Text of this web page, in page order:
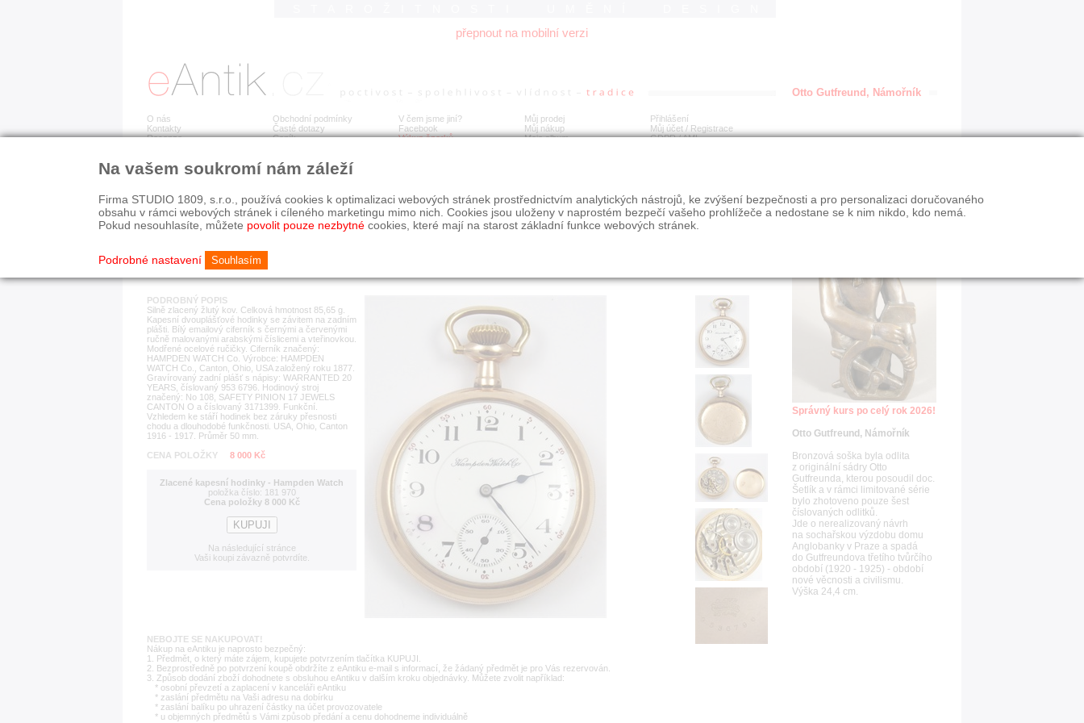
přepnout na mobilní verzi
O nás
Kontakty
Recenze
Obchodní podmínky
Časté dotazy
Ceník
V čem jsme jiní?
Facebook
Výkup šperků
Můj prodej
Můj nákup
Moje album
Přihlášení
Můj účet / Registrace
GDPR/AML
Detail položky č. 181 970 Zlacené kapesní hodinky - Hampden Watch
PODROBNÝ POPIS
Silně zlacený žlutý kov. Celková hmotnost 85,65 g.
Kapesní dvouplášťové hodinky se závitem na zadním
plášti. Bílý emailový ciferník s černými a červenými
ručně malovanými arabskými číslicemi a vteřinovkou.
Modřené ocelové ručičky. Ciferník značený:
HAMPDEN WATCH Co. Výrobce: HAMPDEN
WATCH Co., Canton, Ohio, USA založený roku 1877.
Gravírovaný zadní plášť s nápisy: WARRANTED 20
YEARS, číslovaný 953 6796. Hodinový stroj
značený: No 108, SAFETY PINION 17 JEWELS
CANTON O a číslovaný 3171399. Funkční.
Vzhledem ke stáří hodinek bez záruky přesnosti
chodu a dlouhodobé funkčnosti. USA, Ohio, Canton
1916 - 1917. Průměr 50 mm.
CENA POLOŽKY
8 000 Kč
Zlacené kapesní hodinky - Hampden Watch
položka číslo: 181 970
Cena položky 8 000 Kč
Na následující stránce
Vaši koupi závazně potvrdíte.
NEBOJTE SE NAKUPOVAT!
Nákup na eAntiku je naprosto bezpečný:
1. Předmět, o který máte zájem, kupujete potvrzením tlačítka KUPUJI.
2. Bezprostředně po potvrzení koupě obdržíte z eAntiku e-mail s informací, že žádaný předmět je pro Vás rezervován.
3. Způsob dodání zboží dohodnete s obsluhou eAntiku v dalším kroku objednávky. Můžete zvolit například:
* osobní převzetí a zaplacení v kanceláři eAntiku
* zaslání předmětu na Vaši adresu na dobírku
* zaslání balíku po uhrazení částky na účet provozovatele
* u objemných předmětů s Vámi způsob předání a cenu dohodneme individuálně
Otto Gutfreund, Námořník
Správný kurs po celý rok 2026!
Otto Gutfreund, Námořník
Bronzová soška byla odlita
z originální sádry Otto
Gutfreunda, kterou posoudil doc.
Šetlík a v rámci limitované série
bylo zhotoveno pouze šest
číslovaných odlitků.
Jde o nerealizovaný návrh
na sochařskou výzdobu domu
Anglobanky v Praze a spadá
do Gutfreundova třetího tvůrčího
období (1920 - 1925) - období
nové věcnosti a civilismu.
Výška 24,4 cm.
Na vašem soukromí nám záleží
Firma STUDIO 1809, s.r.o., používá cookies k optimalizaci webových stránek prostřednictvím analytických nástrojů, ke zvýšení bezpečnosti a pro personalizaci doručovaného
obsahu v rámci webových stránek i cíleného marketingu mimo nich. Cookies jsou uloženy v naprostém bezpečí vašeho prohlížeče a nedostane se k nim nikdo, kdo nemá.
Pokud nesouhlasíte, můžete povolit pouze nezbytné cookies, které mají na starost základní funkce webových stránek.
Podrobné nastavení Souhlasím